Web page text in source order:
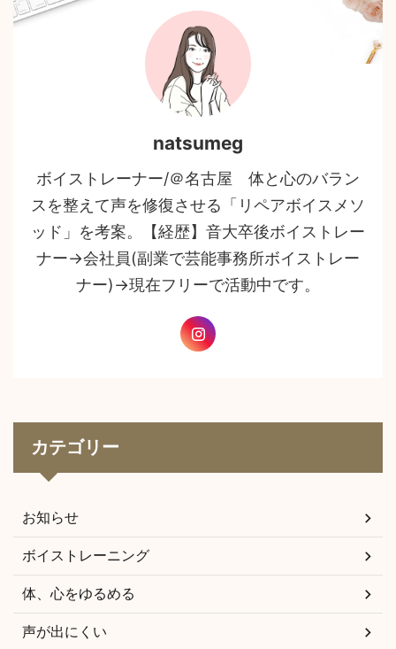
natsumeg
ボイストレーナー/＠名古屋 体と心のバラン
スを整えて声を修復させる「リペアボイスメソ
ッド」を考案。【経歴】音大卒後ボイストレー
ナー→会社員(副業で芸能事務所ボイストレー
ナー)→現在フリーで活動中です。
カテゴリー
お知らせ
ボイストレーニング
体、心をゆるめる
声が出にくい